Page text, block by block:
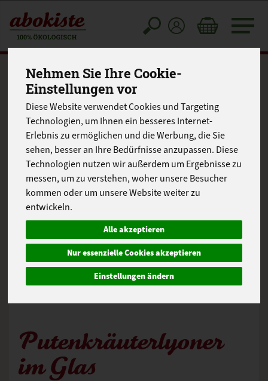
Nehmen Sie Ihre Cookie-
Einstellungen vor
Diese Website verwendet Cookies und Targeting
Technologien, um Ihnen ein besseres Internet-
Erlebnis zu ermöglichen und die Werbung, die Sie
sehen, besser an Ihre Bedürfnisse anzupassen. Diese
Technologien nutzen wir außerdem um Ergebnisse zu
messen, um zu verstehen, woher unsere Besucher
kommen oder um unsere Website weiter zu
entwickeln.
Alle akzeptieren
Nur essenzielle Cookies akzeptieren
Einstellungen ändern
Putenkräuterlyoner
im Glas
Toggle
cart